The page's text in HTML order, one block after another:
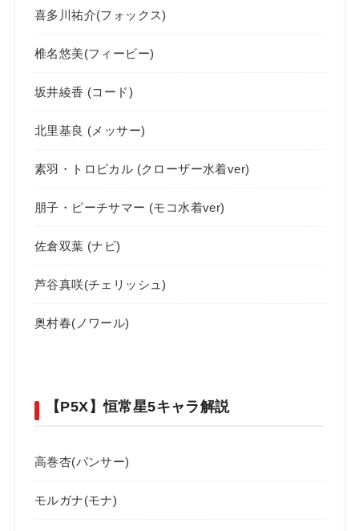
喜多川祐介(フォックス)
椎名悠美(フィービー)
坂井綾香 (コード)
北里基良 (メッサー)
素羽・トロピカル (クローザー水着ver)
朋子・ピーチサマー (モコ水着ver)
佐倉双葉 (ナビ)
芦谷真咲(チェリッシュ)
奥村春(ノワール)
【P5X】恒常星5キャラ解説
高巻杏(パンサー)
モルガナ(モナ)